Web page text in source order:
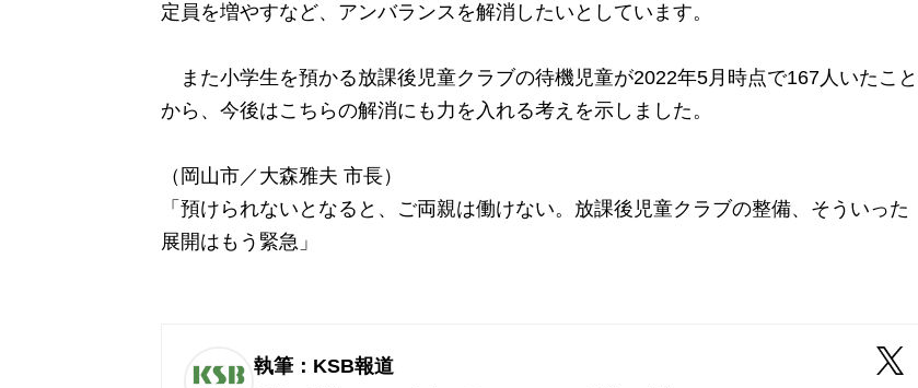
定員を増やすなど、アンバランスを解消したいとしています。
また小学生を預かる放課後児童クラブの待機児童が2022年5月時点で167人いたこと
から、今後はこちらの解消にも力を入れる考えを示しました。
（岡山市／大森雅夫 市長）
「預けられないとなると、ご両親は働けない。放課後児童クラブの整備、そういった
展開はもう緊急」
執筆：KSB報道